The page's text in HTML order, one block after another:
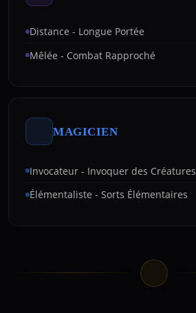
Distance - Longue Portée
Mêlée - Combat Rapproché
MAGICIEN
Invocateur - Invoquer des Créatures
Élémentaliste - Sorts Élémentaires